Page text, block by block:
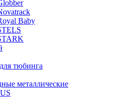
Baby
тюбинга
металлические